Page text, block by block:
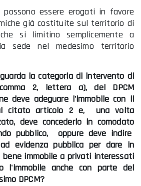
essere erogati in favore
già costituite sul territorio di
si limitino semplicemente a
sede nel medesimo territorio
la categoria di intervento di
2, lettera a), del DPCM
deve adeguare l'immobile con il
citato articolo 2 e, una volta
deve concederlo in comodato
pubblico, oppure deve indire
evidenza pubblica per dare in
immobile a privati interessati
l'immobile anche con parte del
DPCM?